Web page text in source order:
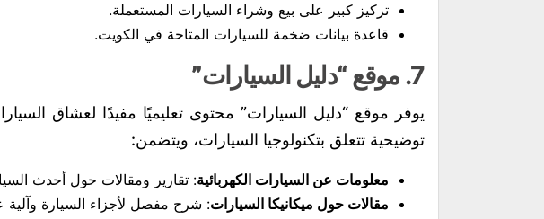
تركيز كبير على بيع وشراء السيارات المستعملة.
قاعدة بيانات ضخمة للسيارات المتاحة في الكويت.
7. موقع “دليل السيارات”
يوفر موقع “دليل السيارات” محتوى تعليميًا مفيدًا لعشاق
توضيحية تتعلق بتكنولوجيا السيارات، ويتضمن:
معلومات عن السيارات الكهربائية: تقارير ومقالات حول أحدث
مقالات حول ميكانيكا السيارات: شرح مفصل لأجزاء السيارة وآلية